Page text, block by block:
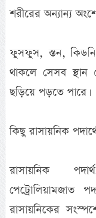
শরীরের অন্যান্য
ফুসফুস, স্তন,
থাকলে সেসব স্থান
ছড়িয়ে পড়তে পারে।
কিছু রাসায়নিক
রাসায়নিক
পেট্রোলিয়ামজাত
রাসায়নিকের